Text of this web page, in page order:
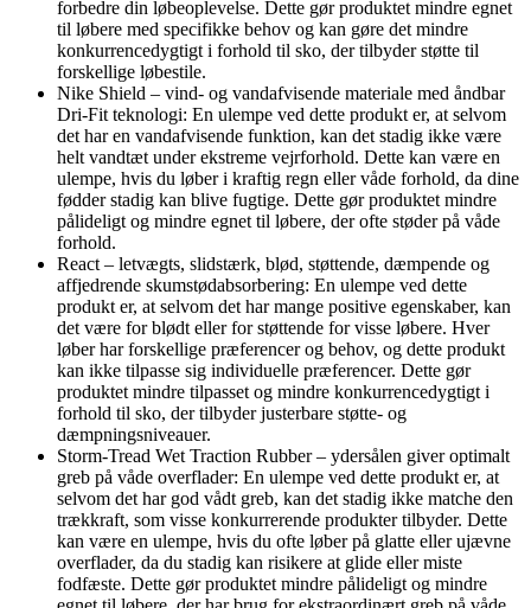
forbedre din løbeoplevelse. Dette gør produktet mindre egnet
til løbere med specifikke behov og kan gøre det mindre
konkurrencedygtigt i forhold til sko, der tilbyder støtte til
forskellige løbestile.
Nike Shield – vind- og vandafvisende materiale med åndbar
Dri-Fit teknologi: En ulempe ved dette produkt er, at selvom
det har en vandafvisende funktion, kan det stadig ikke være
helt vandtæt under ekstreme vejrforhold. Dette kan være en
ulempe, hvis du løber i kraftig regn eller våde forhold, da dine
fødder stadig kan blive fugtige. Dette gør produktet mindre
pålideligt og mindre egnet til løbere, der ofte støder på våde
forhold.
React – letvægts, slidstærk, blød, støttende, dæmpende og
affjedrende skumstødabsorbering: En ulempe ved dette
produkt er, at selvom det har mange positive egenskaber, kan
det være for blødt eller for støttende for visse løbere. Hver
løber har forskellige præferencer og behov, og dette produkt
kan ikke tilpasse sig individuelle præferencer. Dette gør
produktet mindre tilpasset og mindre konkurrencedygtigt i
forhold til sko, der tilbyder justerbare støtte- og
dæmpningsniveauer.
Storm-Tread Wet Traction Rubber – ydersålen giver optimalt
greb på våde overflader: En ulempe ved dette produkt er, at
selvom det har god vådt greb, kan det stadig ikke matche den
trækkraft, som visse konkurrerende produkter tilbyder. Dette
kan være en ulempe, hvis du ofte løber på glatte eller ujævne
overflader, da du stadig kan risikere at glide eller miste
fodfæste. Dette gør produktet mindre pålideligt og mindre